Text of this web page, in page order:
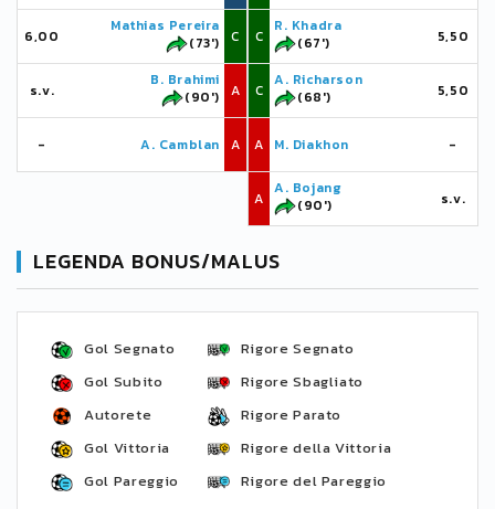
6,00
Mathias Pereira
(73')
C
s.v.
B. Brahimi
(90')
A
- A. Camblan A
C
R. Khadra
(67')
5,50
C
A. Richarson
(68')
5,50
A M. Diakhon -
A
A. Bojang
(90')
s.v.
LEGENDA BONUS/MALUS
Gol Segnato
Gol Subito
Autorete
Gol Vittoria
Gol Pareggio
Rigore Segnato
Rigore Sbagliato
Rigore Parato
Rigore della Vittoria
Rigore del Pareggio